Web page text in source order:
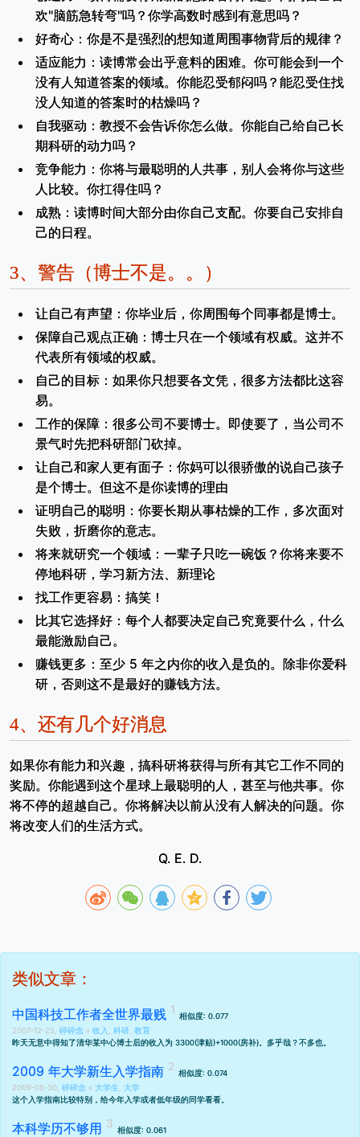
欢"脑筋急转弯"吗？你学高数时感到有意思吗？
好奇心：你是不是强烈的想知道周围事物背后的规律？
适应能力：读博常会出乎意料的困难。你可能会到一个
没有人知道答案的领域。你能忍受郁闷吗？能忍受住找
没人知道的答案时的枯燥吗？
自我驱动：教授不会告诉你怎么做。你能自己给自己长
期科研的动力吗？
竞争能力：你将与最聪明的人共事，别人会将你与这些
人比较。你扛得住吗？
成熟：读博时间大部分由你自己支配。你要自己安排自
己的日程。
3、 警告（博士不是。。）
让自己有声望：你毕业后，你周围每个同事都是博士。
保障自己观点正确：博士只在一个领域有权威。这并不
代表所有领域的权威。
自己的目标：如果你只想要各文凭，很多方法都比这容
易。
工作的保障：很多公司不要博士。即使要了，当公司不
景气时先把科研部门砍掉。
让自己和家人更有面子：你妈可以很骄傲的说自己孩子
是个博士。但这不是你读博的理由
证明自己的聪明：你要长期从事枯燥的工作，多次面对
失败，折磨你的意志。
将来就研究一个领域：一辈子只吃一碗饭？你将来要不
停地科研，学习新方法、新理论
找工作更容易：搞笑！
比其它选择好：每个人都要决定自己究竟要什么，什么
最能激励自己。
赚钱更多：至少 5 年之内你的收入是负的。除非你爱科
研，否则这不是最好的赚钱方法。
4、 还有几个好消息
如果你有能力和兴趣，搞科研将获得与所有其它工作不同的
奖励。你能遇到这个星球上最聪明的人，甚至与他共事。你
将不停的超越自己。你将解决以前从没有人解决的问题。你
将改变人们的生活方式。
Q. E. D.
类似文章：
中国科技工作者全世界最贱
相似度: 0.077
2007-12-25, 碎碎念 » 收入 科研 教育
昨天无意中得知了清华某中心博士后的收入为 3300(津贴)+1000(房补)。多乎哉？不多也。
2009 年大学新生入学指南
相似度: 0.074
2009-08-30, 碎碎念 » 大学生
大学
这个入学指南比较特别，给今年入学或者低年级的同学看看。
本科学历不够用
相似度: 0.061